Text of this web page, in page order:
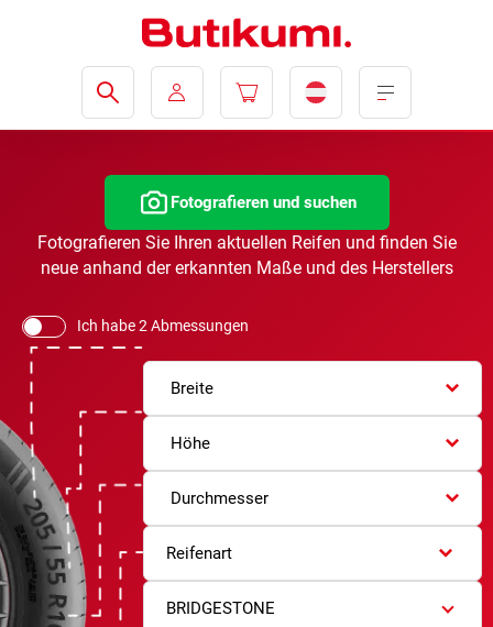
Fotografieren und suchen
Fotografieren Sie Ihren aktuellen Reifen und finden Sie
neue anhand der erkannten Maße und des Herstellers
Ich habe 2 Abmessungen
Breite
Höhe
Durchmesser
Reifenart
BRIDGESTONE